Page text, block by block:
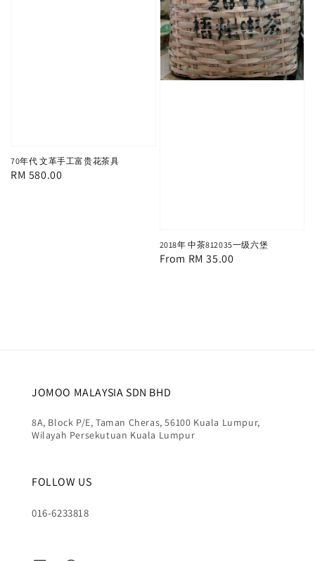
70年代 文革手工富贵花茶具
Regular
RM 580.00
2018年 中茶812035一级六堡
Regular
From RM 35.00
JOMOO MALAYSIA SDN BHD
8A, Block P/E, Taman Cheras, 56100 Kuala Lumpur,
Wilayah Persekutuan Kuala Lumpur
FOLLOW US
016-6233818